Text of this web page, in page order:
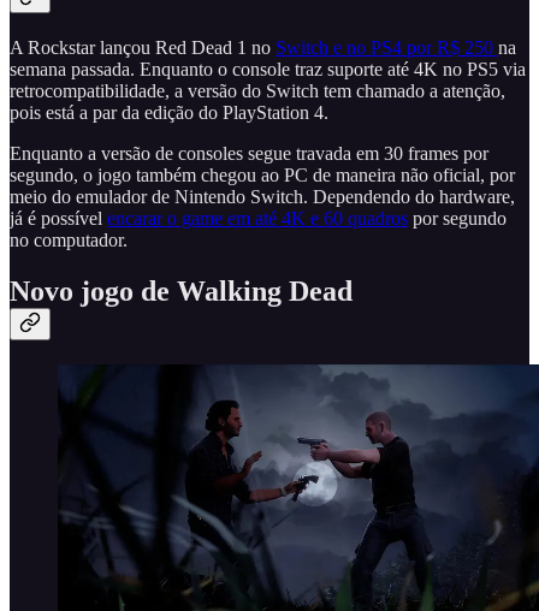
A Rockstar lançou Red Dead 1 no Switch e no PS4 por R$ 250 na
semana passada. Enquanto o console traz suporte até 4K no PS5 via
retrocompatibilidade, a versão do Switch tem chamado a atenção,
pois está a par da edição do PlayStation 4.
Enquanto a versão de consoles segue travada em 30 frames por
segundo, o jogo também chegou ao PC de maneira não oficial, por
meio do emulador de Nintendo Switch. Dependendo do hardware,
já é possível encarar o game em até 4K e 60 quadros por segundo
no computador.
Novo jogo de Walking Dead